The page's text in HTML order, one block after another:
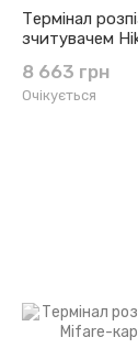
Термінал
зчитувачем
8 663 грн
Очікується